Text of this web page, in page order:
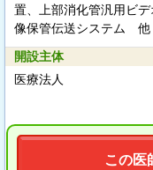
置、上部消化管汎用ビ
像保管伝送システム 他
開設主体
医療法人
この医